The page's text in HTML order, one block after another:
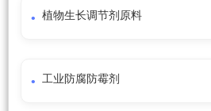
植物生长调节剂原料
工业防腐防霉剂